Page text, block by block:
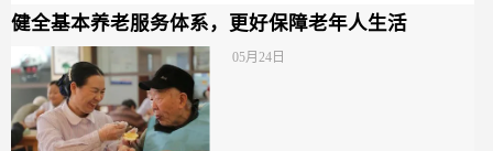
健全基本养老服务体系，更好保障老年人生活
05月24日